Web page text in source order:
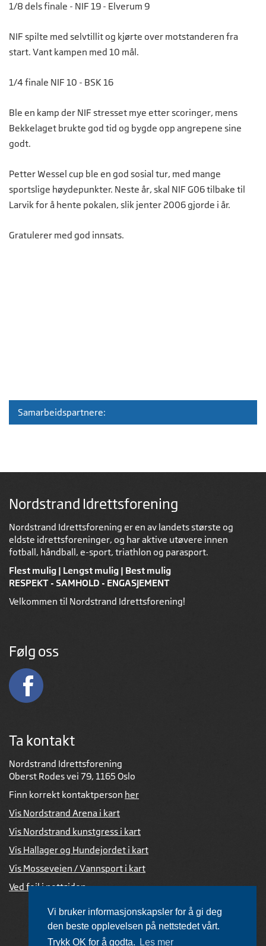
Vi bruker informasjonskapsler for å gi deg
den beste opplevelsen på nettstedet vårt.
Trykk OK for å godta.
Les mer
1/8 dels finale - NIF 19 - Elverum 9
NIF spilte med selvtillit og kjørte over motstanderen fra
start. Vant kampen med 10 mål.
1/4 finale NIF 10 - BSK 16
Ble en kamp der NIF stresset mye etter scoringer, mens
Bekkelaget brukte god tid og bygde opp angrepene sine
godt.
Petter Wessel cup ble en god sosial tur, med mange
sportslige høydepunkter. Neste år, skal NIF G06 tilbake til
Larvik for å hente pokalen, slik jenter 2006 gjorde i år.
Gratulerer med god innsats.
Samarbeidspartnere:
Nordstrand Idrettsforening
Nordstrand Idrettsforening er en av landets største og
eldste idrettsforeninger, og har aktive utøvere innen
fotball, håndball, e-sport, triathlon og parasport.
Flest mulig | Lengst mulig | Best mulig
RESPEKT - SAMHOLD - ENGASJEMENT
Velkommen til Nordstrand Idrettsforening!
Følg oss
Ta kontakt
Nordstrand Idrettsforening
Oberst Rodes vei 79, 1165 Oslo
Finn korrekt kontaktperson her
Vis Nordstrand Arena i kart
Vis Nordstrand kunstgress i kart
Vis Hallager og Hundejordet i kart
Vis Mosseveien / Vannsport i kart
Ved feil i nettsiden